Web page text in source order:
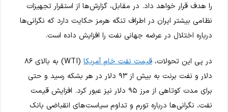
را هدف قرار خواهد داد. در مقابل، گزارش‌ها از استقرار تجهیزات
نظامی بیشتر ایران در اطراف تنگه هرمز حکایت دارد که نگرانی‌ها
درباره اختلال در عرضه جهانی نفت را افزایش داده است.
در پی این تحولات، قیمت نفت خام آمریکا
(WTI) به بالای ۸۶
دلار و نفت برنت به بیش از ۹۳ دلار در هر بشکه رسید و حتی
برای مدت کوتاهی از مرز ۹۵ دلار نیز عبور کرد. افزایش قیمت
نفت، نگرانی‌ها درباره تورم و تداوم سیاست‌های انقباضی بانک